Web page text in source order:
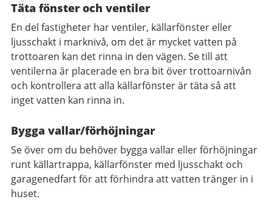
Täta fönster och ventiler
En del fastigheter har ventiler, källarfönster eller
ljusschakt i marknivå, om det är mycket vatten på
trottoaren kan det rinna in den vägen. Se till att
ventilerna är placerade en bra bit över trottoarnivån
och kontrollera att alla källarfönster är täta så att
inget vatten kan rinna in.
Bygga vallar/förhöjningar
Se över om du behöver bygga vallar eller förhöjningar
runt källartrappa, källarfönster med ljusschakt och
garagenedfart för att förhindra att vatten tränger in i
huset.